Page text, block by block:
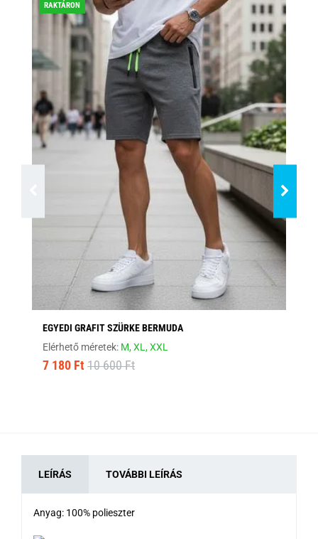
RAKTÁRON
EGYEDI GRAFIT SZÜRKE BERMUDA
Elérhető méretek: M,XL,XXL
7 180 Ft 10 600 Ft
LEÍRÁS TOVÁBBI LEÍRÁS
Anyag: 100% polieszter